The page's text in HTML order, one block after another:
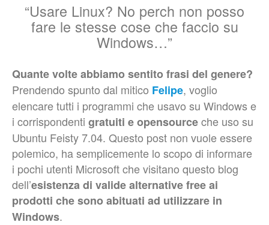
“Usare Linux? No perch non posso
fare le stesse cose che faccio su
Windows…”
Quante volte abbiamo sentito frasi del genere?
Prendendo spunto dal mitico Felipe, voglio
elencare tutti i programmi che usavo su Windows e
i corrispondenti gratuiti eopensourceche uso su
Ubuntu Feisty 7.04. Questo post non vuole essere
polemico, ha semplicemente lo scopo di informare
i pochi utenti Microsoft che visitano questo blog
dell’esistenza di valide alternative free ai
prodotti che sono abituati ad utilizzare in
Windows.